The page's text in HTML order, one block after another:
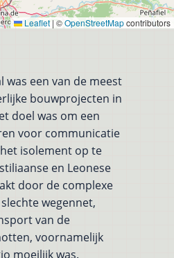
Leaflet | ©OpenStreetMapcontributors
was een van de meest
bouwprojecten in
doel was om een
voor communicatie
isolement op te
en Leonese
door de complexe
wegennet,
van de
voornamelijk
moeilijk was.